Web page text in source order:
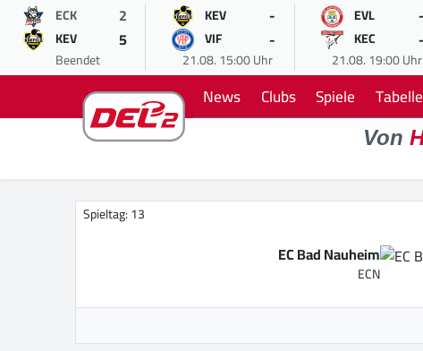
ECK 2
KEV 5
Beendet
KEV -
VIF -
21.08. 15:00 Uhr
EVL -
KEC -
21.08. 19:00 Uhr
News Clubs Spiele Tabelle
Von
Spieltag: 13
EC Bad Nauheim
ECN